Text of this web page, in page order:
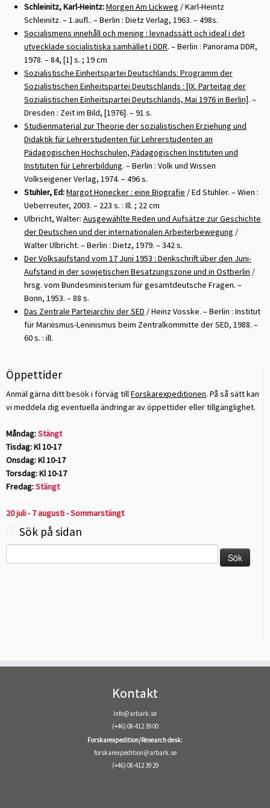
Schleinitz, Karl-Heintz:Morgen Am Lickweg / Karl-Heintz
Schleinitz. – 1.aufl.. – Berlin : Dietz Verlag, 1963. – 498s.
Socialismens innehåll och mening : levnadssätt och ideal i det
utvecklade socialistiska samhället i DDR. – Berlin : Panorama DDR,
1978. – 84, [1] s. ; 19 cm
Sozialistische Einheitspartei Deutschlands: Programm der
Sozialistischen Einheitspartei Deutschlands : [IX. Parteitag der
Sozialistischen Einheitspartei Deutschlands, Mai 1976 in Berlin]. –
Dresden : Zeit im Bild, [1976]. – 91 s.
Studienmaterial zur Theorie der sozialistischen Erziehung und
Didaktik für Lehrerstudenten für Lehrerstudenten an
Pädagogischen Hochschulen, Pädagogischen Instituten und
Instituten für Lehrerbildung. – Berlin : Volk und Wissen
Volkseigener Verlag, 1974. – 496 s.
Stuhler, Ed:Margot Honecker : eine Biografie / Ed Stuhler. – Wien :
Ueberreuter, 2003. – 223 s. : Ill. ; 22 cm
Ulbricht, Walter: Ausgewählte Reden und Aufsätze zur Geschichte
der Deutschen und der internationalen Arbeiterbewegung /
Walter Ulbricht. – Berlin : Dietz, 1979. – 342 s.
Der Volksaufstand vom 17 Juni 1953 : Denkschrift über den Juni-
Aufstand in der sowjetischen Besatzungszone und in Ostberlin /
hrsg. vom Bundesministerium für gesamtdeutsche Fragen. –
Bonn, 1953. – 88 s.
Das Zentrale Parteiarchiv der SED / Heinz Vosske. – Berlin : Institut
für Marxismus-Leninismus beim Zentralkommitte der SED, 1988. –
60 s. : ill.
Öppettider
Anmäl gärna ditt besök i förväg tillForskarexpeditionen. På så sätt kan
vi meddela dig eventuella ändringar av öppettider eller tillgänglighet.
Måndag:Stängt
Tisdag: Kl 10-17
Onsdag: Kl 10-17
Torsdag: Kl 10-17
Fredag:Stängt
20 juli - 7 augusti - Sommarstängt
Sök på sidan
efter:
Kontakt
info@arbark.se
(+46) 08-412 39 00
Forskarexpedition/Research desk:
forskarexpedition@arbark.se
(+46) 08-412 39 29